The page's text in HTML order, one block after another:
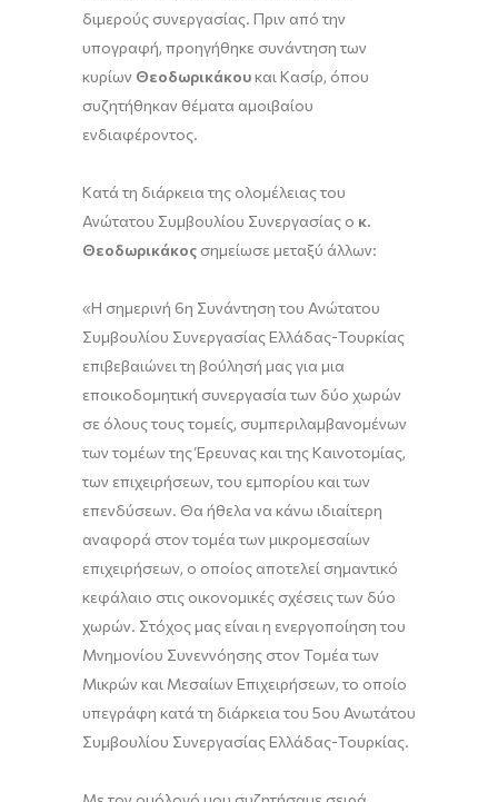
διμερούς συνεργασίας. Πριν από την
υπογραφή, προηγήθηκε συνάντηση των
κυρίων Θεοδωρικάκουκαι Κασίρ, όπου
συζητήθηκαν θέματα αμοιβαίου
ενδιαφέροντος.
Κατά τη διάρκεια της ολομέλειας του
Ανώτατου Συμβουλίου Συνεργασίας ο κ.
Θεοδωρικάκος σημείωσε μεταξύ άλλων:
«Η σημερινή 6η Συνάντηση του Ανώτατου
Συμβουλίου Συνεργασίας Ελλάδας-Τουρκίας
επιβεβαιώνει τη βούλησή μας για μια
εποικοδομητική συνεργασία των δύο χωρών
σε όλους τους τομείς, συμπεριλαμβανομένων
των τομέων της Έρευνας και της Καινοτομίας,
των επιχειρήσεων, του εμπορίου και των
επενδύσεων. Θα ήθελα να κάνω ιδιαίτερη
αναφορά στον τομέα των μικρομεσαίων
επιχειρήσεων, ο οποίος αποτελεί σημαντικό
κεφάλαιο στις οικονομικές σχέσεις των δύο
χωρών. Στόχος μας είναι η ενεργοποίηση του
Μνημονίου Συνεννόησης στον Τομέα των
Μικρών και Μεσαίων Επιχειρήσεων, το οποίο
υπεγράφη κατά τη διάρκεια του 5ου Ανωτάτου
Συμβουλίου Συνεργασίας Ελλάδας-Τουρκίας.